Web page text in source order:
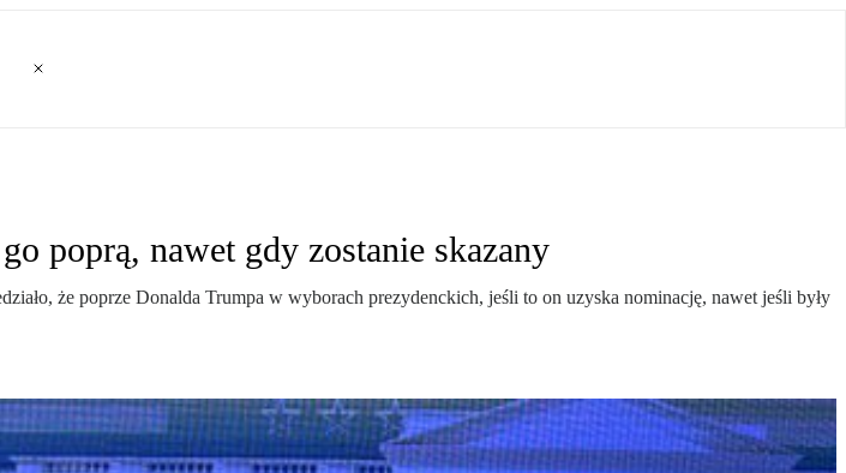
poprą, nawet gdy zostanie skazany
że poprze Donalda Trumpa w wyborach prezydenckich, jeśli to on uzyska nominację, nawet jeśli były